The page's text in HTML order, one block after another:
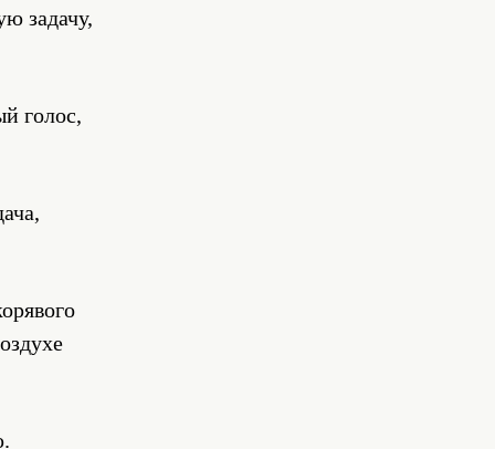
задачу,
голос,